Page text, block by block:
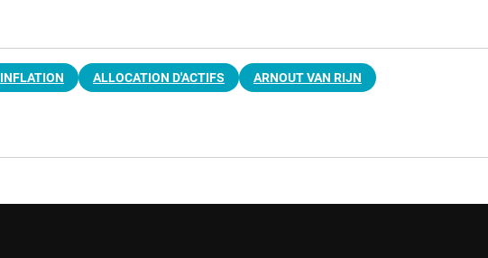
INFLATION ALLOCATION D'ACTIFS ARNOUT VAN RIJN